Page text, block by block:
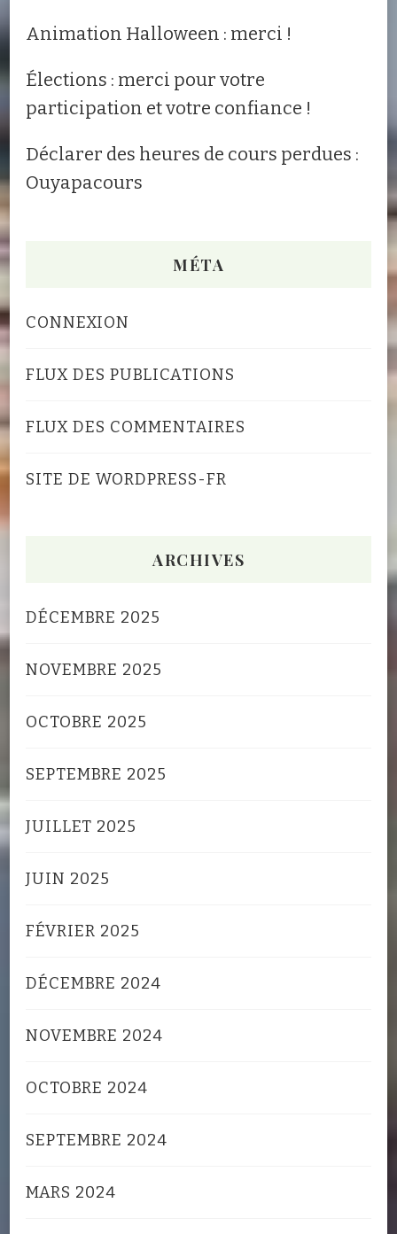
Animation Halloween : merci !
Élections : merci pour votre
participation et votre confiance !
Déclarer des heures de cours perdues :
Ouyapacours
MÉTA
CONNEXION
FLUX DES PUBLICATIONS
FLUX DES COMMENTAIRES
SITE DE WORDPRESS-FR
ARCHIVES
DÉCEMBRE 2025
NOVEMBRE 2025
OCTOBRE 2025
SEPTEMBRE 2025
JUILLET 2025
JUIN 2025
FÉVRIER 2025
DÉCEMBRE 2024
NOVEMBRE 2024
OCTOBRE 2024
SEPTEMBRE 2024
MARS 2024